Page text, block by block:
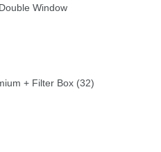
Window
+ Filter Box (32)